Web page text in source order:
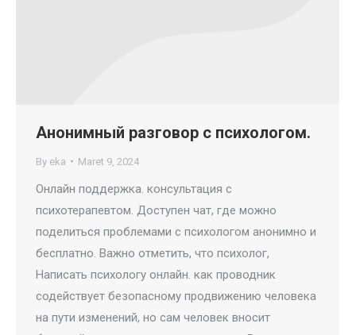
Анонимный разговор с психологом.
By eka Maret 9, 2024
Онлайн поддержка. консультация с
психотерапевтом. Доступен чат, где можно
поделиться проблемами с психологом анонимно и
бесплатно. Важно отметить, что психолог,
Написать психологу онлайн. как проводник
содействует безопасному продвижению человека
на пути изменений, но сам человек вносит